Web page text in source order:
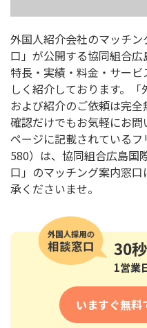
外国人紹介会社のマッチ
口」が公開する協同組合広
特長・実績・料金・サー
しく紹介しております。
および紹介のご依頼は完
確認だけでもお気軽にお
ページに記載されている
580）は、協同組合広島国
口」のマッチング案内窓
承くださいませ。
30秒
1営業
いますぐ無